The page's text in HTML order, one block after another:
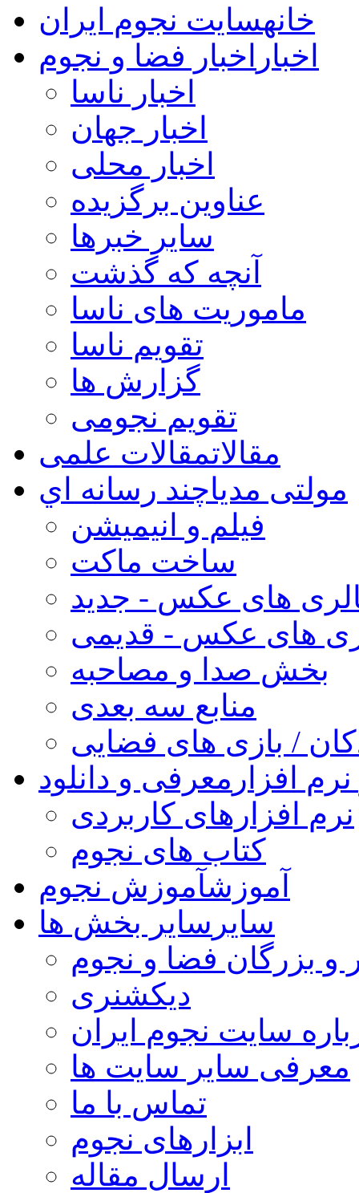
خانهسایت نجوم ایران
اخبار اخبار فضا و نجوم
اخبار ناسا
اخبار جهان
اخبار محلی
عناوین برگزیده
سایر خبرها
آنچه که گذشت
ماموریت های ناسا
تقویم ناسا
گزارش ها
تقویم نجومی
مقالاتمقالات علمی
مولتی مدیاچند رسانه اي
فیلم و انیمیشن
ساخت ماکت
های عکس - جدید
های عکس - قدیمی
بخش صدا و مصاحبه
منابع سه بعدی
/ بازی های فضایی
افزار معرفی و دانلود
نرم افزارهای کاربردی
کتاب های نجوم
آموزشآموزش نجوم
سایر سایر بخش ها
و بزرگان فضا و نجوم
دیکشنری
سایت نجوم ایران
معرفی سایر سایت ها
تماس با ما
ابزارهای نجوم
ارسال مقاله